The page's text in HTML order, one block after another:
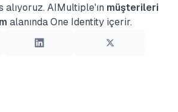
alıyoruz. AIMultiple'ın müşterileri
alanında One Identity içerir.